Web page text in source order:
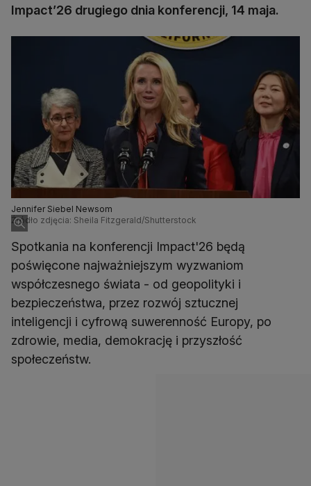
Impact’26 drugiego dnia konferencji, 14 maja.
Jennifer Siebel Newsom
Źródło zdjęcia: Sheila Fitzgerald/Shutterstock
Spotkania na konferencji Impact'26 będą
poświęcone najważniejszym wyzwaniom
współczesnego świata - od geopolityki i
bezpieczeństwa, przez rozwój sztucznej
inteligencji i cyfrową suwerenność Europy, po
zdrowie, media, demokrację i przyszłość
społeczeństw.